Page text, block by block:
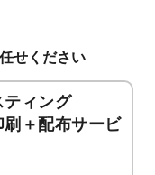
せください
ティング
刷＋配布サービ